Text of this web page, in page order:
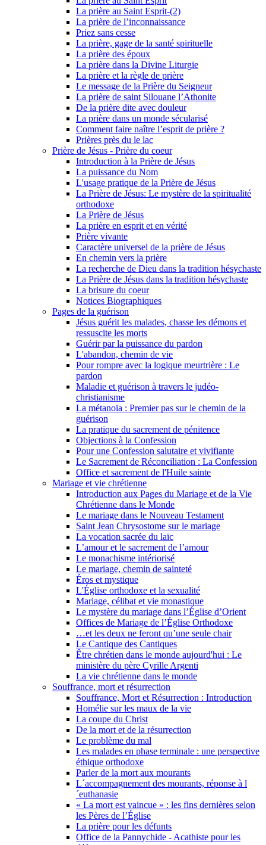
La prière au Saint Esprit-(2)
La prière de l’inconnaissance
Priez sans cesse
La prière, gage de la santé spirituelle
La prière des époux
La prière dans la Divine Liturgie
La prière et la règle de prière
Le message de la Prière du Seigneur
La prière de saint Silouane l’Athonite
De la prière dite avec douleur
La prière dans un monde sécularisé
Comment faire naître l’esprit de prière ?
Prières près du le lac
Prière de Jésus - Prière du coeur
Introduction à la Prière de Jésus
La puissance du Nom
L'usage pratique de la Prière de Jésus
La Prière de Jésus: Le mystère de la spiritualité
orthodoxe
La Prière de Jésus
La prière en esprit et en vérité
Prière vivante
Caractère universel de la prière de Jésus
En chemin vers la prière
La recherche de Dieu dans la tradition hésychaste
La Prière de Jésus dans la tradition hésychaste
La brisure du coeur
Notices Biographiques
Pages de la guérison
Jésus guérit les malades, chasse les démons et
ressuscite les morts
Guérir par la puissance du pardon
L'abandon, chemin de vie
Pour rompre avec la logique meurtrière : Le
pardon
Maladie et guérison à travers le judéo-
christianisme
La métanoïa : Premier pas sur le chemin de la
guérison
La pratique du sacrement de pénitence
Objections à la Confession
Pour une Confession salutaire et vivifiante
Le Sacrement de Réconciliation : La Confession
Office et sacrement de l'Huile sainte
Mariage et vie chrétienne
Introduction aux Pages du Mariage et de la Vie
Chrétienne dans le Monde
Le mariage dans le Nouveau Testament
Saint Jean Chrysostome sur le mariage
La vocation sacrée du laïc
L’amour et le sacrement de l’amour
Le monachisme intériorisé
Le mariage, chemin de sainteté
Éros et mystique
L'Église orthodoxe et la sexualité
Mariage, célibat et vie monastique
Le mystère du mariage dans l’Église d’Orient
Offices de Mariage de l’Église Orthodoxe
…et les deux ne feront qu’une seule chair
Le Cantique des Cantiques
Être chrétien dans le monde aujourd'hui : Le
ministère du père Cyrille Argenti
La vie chrétienne dans le monde
Souffrance, mort et résurrection
Souffrance, Mort et Résurrection : Introduction
Homélie sur les maux de la vie
La coupe du Christ
De la mort et de la résurrection
Le problème du mal
Les malades en phase terminale : une perspective
éthique orthodoxe
Parler de la mort aux mourants
L´accompagnement des mourants, réponse à l
´euthanasie
« La mort est vaincue » : les fins dernières selon
les Pères de l’Église
La prière pour les défunts
Office de la Pannychide - Acathiste pour les